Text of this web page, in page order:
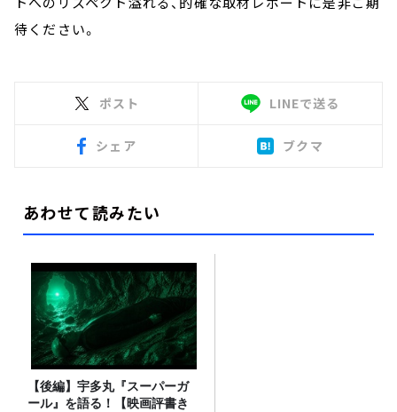
待ください。
ポスト LINEで送る
シェア ブクマ
あわせて読みたい
【後編】宇多丸『スーパーガ
ール』を語る！【映画評書き